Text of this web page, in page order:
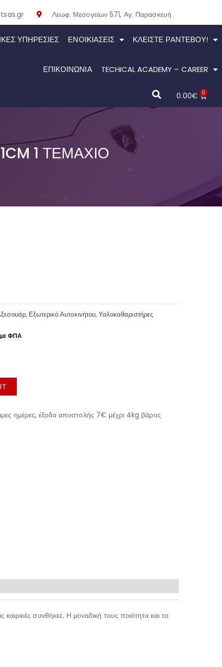
Λεωφ. Μεσογείων 571, Αγ. Παρασκευή
ΥΠΗΡΕΣΙΕΣ ΕΝΟΙΚΙΆΣΕΙΣ ΚΛΕΊΣΤΕ ΡΑΝΤΕΒΟΎ!
ΕΠΙΚΟΙΝΩΝΙΑ TECHICAL ACADEMY – CAREER
0.00€ 0
1 ΤΕΜΆΧΙΟ
, Εξωτερικό Αυτοκινήτου,Υαλοκαθαριστήρες
ημέρες, έξοδα αποστολής 7€ μέχρι 4kg βάρος
συνθήκες. Η μοναδική τους ποιότητα και το